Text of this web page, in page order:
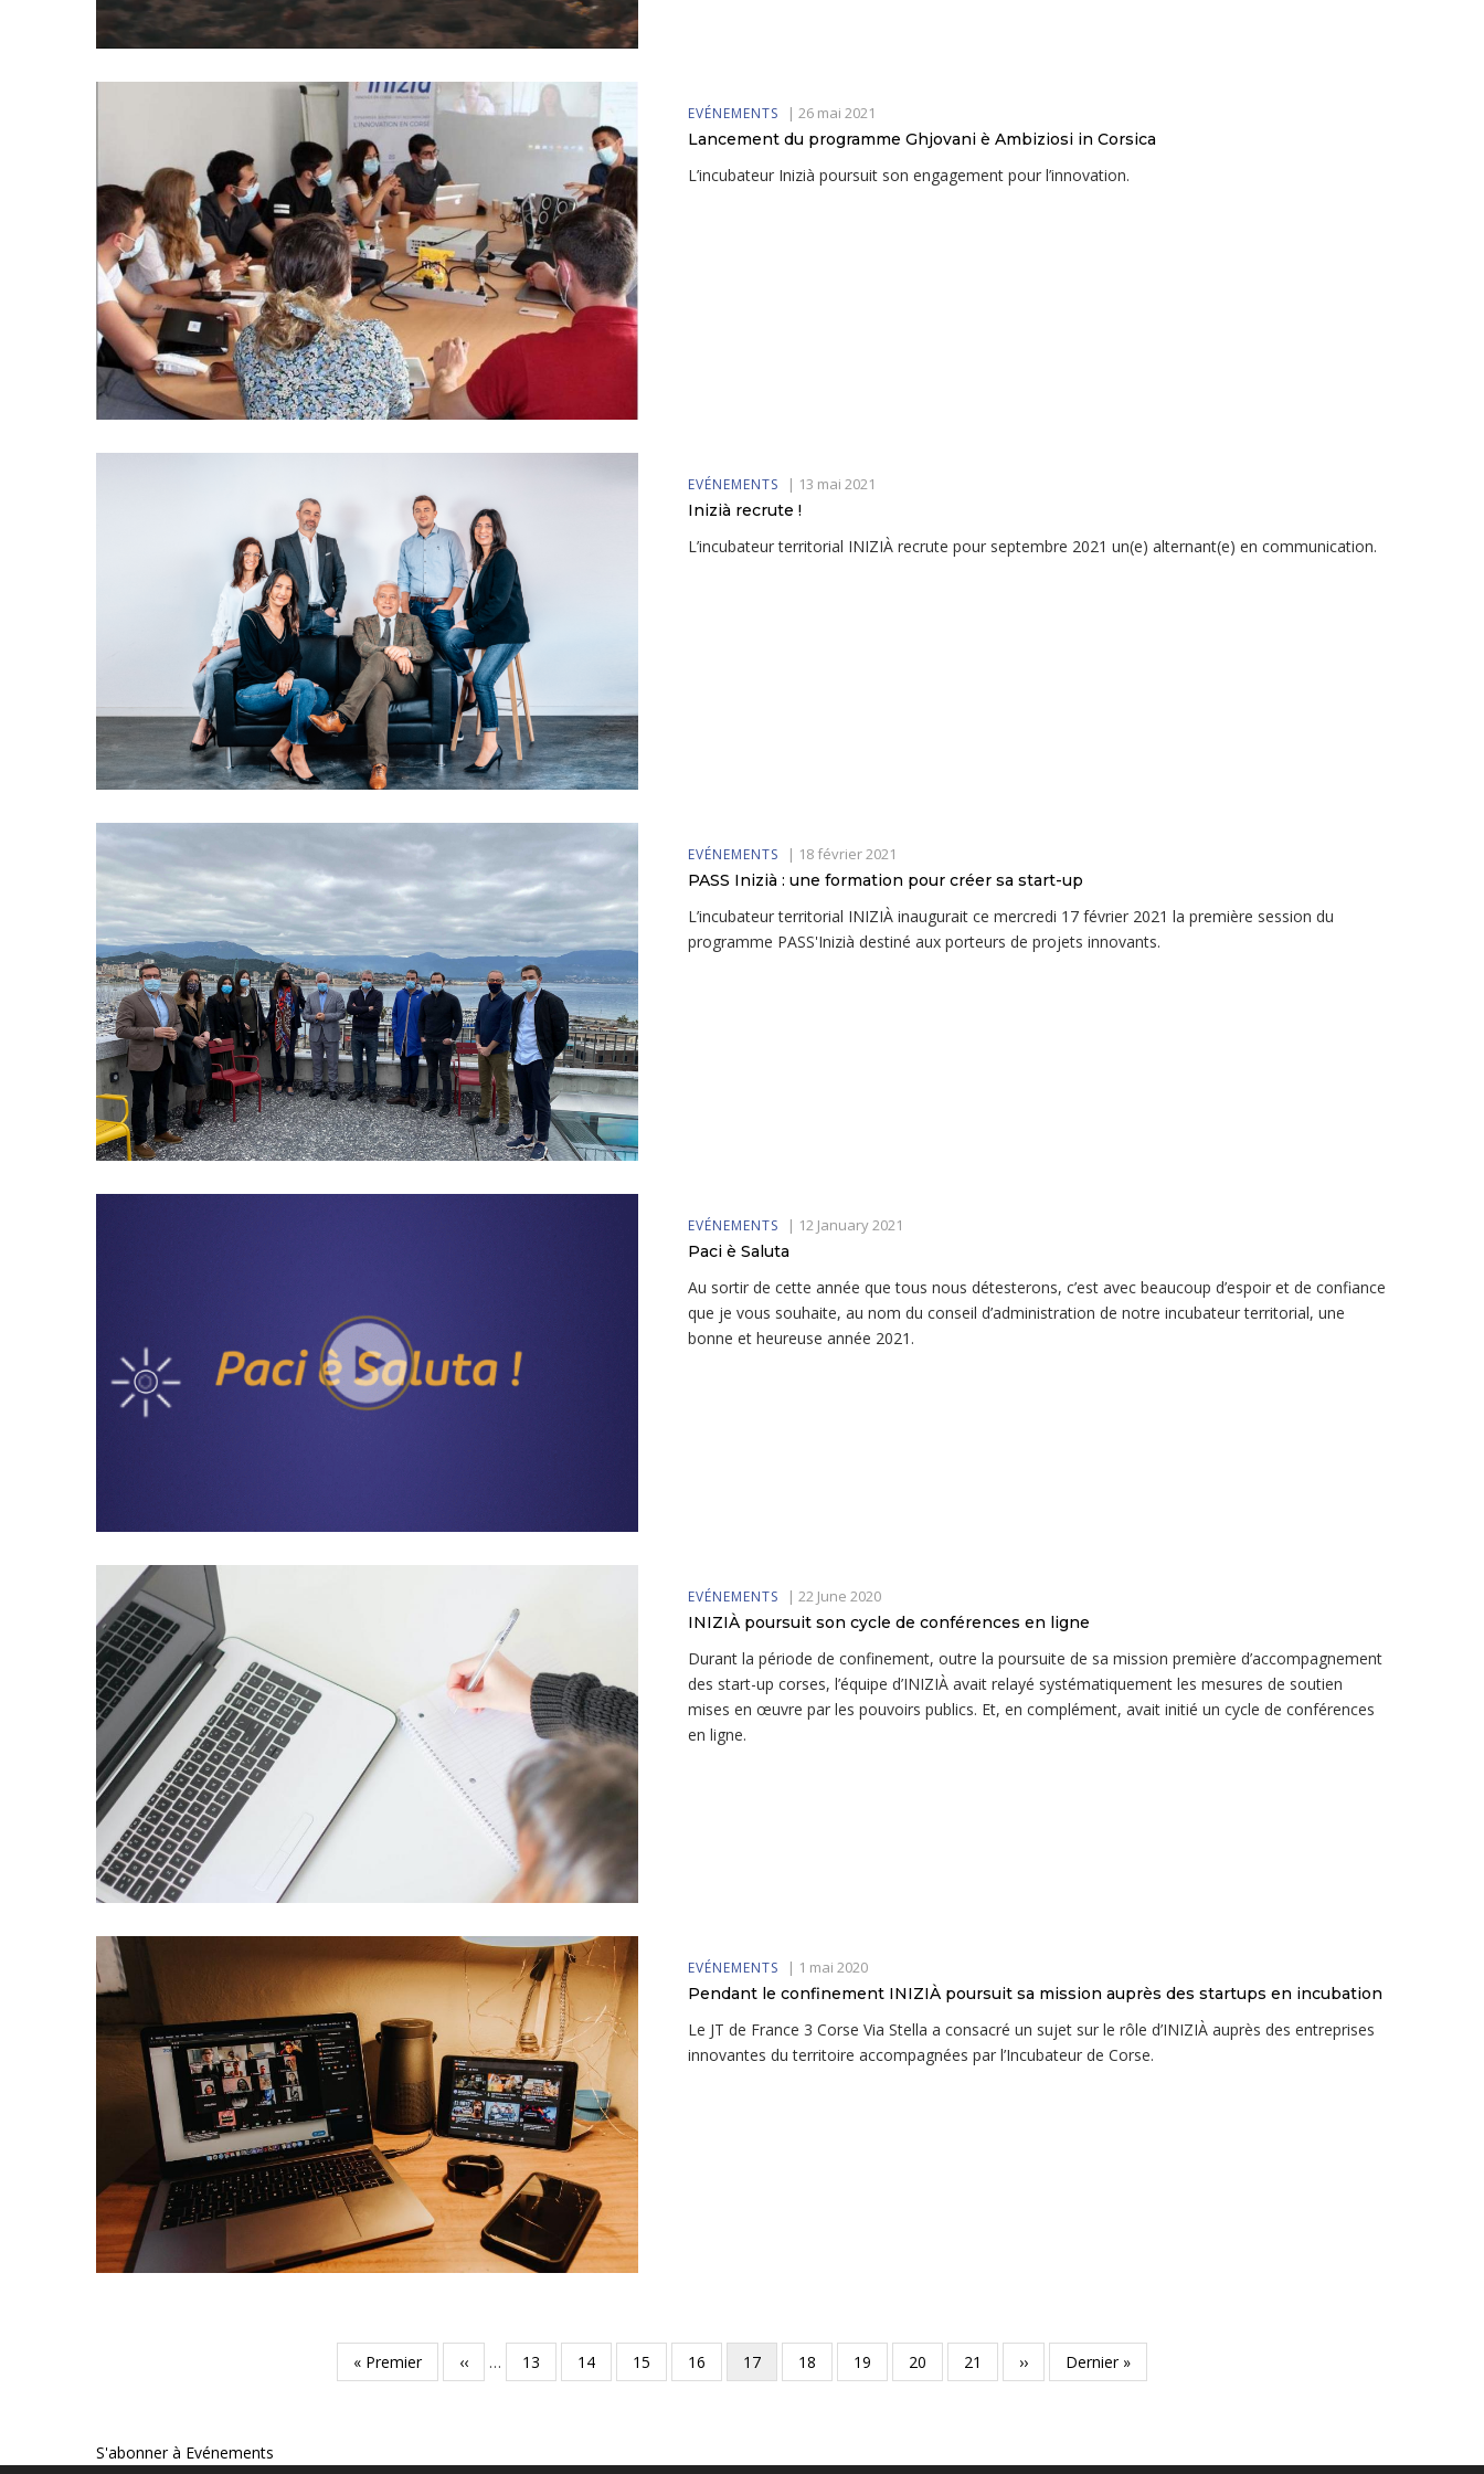
EVÉNEMENTS |26 mai 2021
Lancement du programme Ghjovani è Ambiziosi in Corsica
L’incubateur Inizià poursuit son engagement pour l’innovation.
EVÉNEMENTS | 13 mai 2021
Inizià recrute !
L’incubateur territorial INIZIÀ recrute pour septembre 2021 un(e) alternant(e) en communication.
EVÉNEMENTS | 18 février 2021
PASS Inizià : une formation pour créer sa start-up
L’incubateur territorial INIZIÀ inaugurait ce mercredi 17 février 2021 la première session du
programme PASS'Inizià destiné aux porteurs de projets innovants.
EVÉNEMENTS | 12 January 2021
Paci è Saluta
Au sortir de cette année que tous nous détesterons, c’est avec beaucoup d’espoir et de confiance
que je vous souhaite, au nom du conseil d’administration de notre incubateur territorial, une
bonne et heureuse année 2021.
EVÉNEMENTS |22 June 2020
INIZIÀ poursuit son cycle de conférences en ligne
Durant la période de confinement, outre la poursuite de sa mission première d’accompagnement
des start-up corses, l’équipe d’INIZIÀ avait relayé systématiquement les mesures de soutien
mises en œuvre par les pouvoirs publics. Et, en complément, avait initié un cycle de conférences
en ligne.
EVÉNEMENTS | 1 mai 2020
Pendant le confinement INIZIÀ poursuit sa mission auprès des startups en incubation
Le JT de France 3 Corse Via Stella a consacré un sujet sur le rôle d’INIZIÀ auprès des entreprises
innovantes du territoire accompagnées par l’Incubateur de Corse.
Première
page
« Premier
Page
précédente
‹‹ … Page
13 Page
14 Page
15 Page
16
Page
courante
17 Page
18 Page
19 Page
20 Page
21
Page
suivante
››
Dernière
page
Dernier »
S'abonner à Evénements